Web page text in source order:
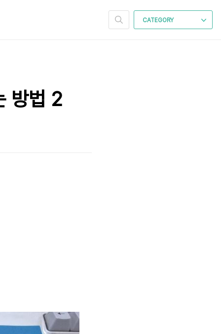
CATEGORY
방법 2